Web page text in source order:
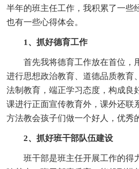
半年的班主任工作，我积累了一些
也有一些心得体会。
1、抓好德育工作
首先我将德育工作放在首位，
进行思想政治教育、道德品质教育
法制教育，端正学习态度，构成良
课进行正面宣传教育外，课外还联
方法教会孩子们做一个好人，优秀
2、抓好班干部队伍建设
班干部是班主任开展工作的得